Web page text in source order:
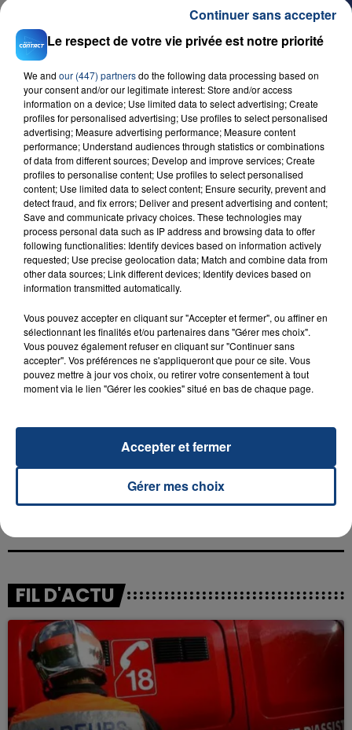
SEAN PAUL
FIL D'ACTU
Le respect de votre vie privée est notre priorité
We and our (447) partnersdo the following data processing based on
your consent and/or our legitimate interest: Store and/or access
information on a device; Use limited data to select advertising; Create
profiles for personalised advertising; Use profiles to select personalised
advertising; Measure advertising performance; Measure content
performance; Understand audiences through statistics or combinations
of data from different sources; Develop and improve services; Create
profiles to personalise content; Use profiles to select personalised
content; Use limited data to select content; Ensure security, prevent and
detect fraud, and fix errors; Deliver and present advertising and content;
Save and communicate privacy choices. These technologies may
process personal data such as IP address and browsing data to offer
following functionalities: Identify devices based on information actively
requested; Use precise geolocation data; Match and combine data from
other data sources; Link different devices; Identify devices based on
information transmitted automatically.
Vous pouvez accepter en cliquant sur "Accepter et fermer", ou affiner en
sélectionnant les finalités et/ou partenaires dans "Gérer mes choix".
Vous pouvez également refuser en cliquant sur "Continuer sans
accepter". Vos préférences ne s'appliqueront que pour ce site. Vous
pouvez mettre à jour vos choix, ou retirer votre consentement à tout
moment via le lien "Gérer les cookies" situé en bas de chaque page.
Gérer mes choix
Accepter et fermer
Continuer sans accepter